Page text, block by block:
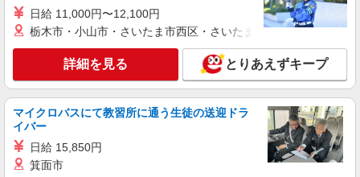
キープ 詳細を見る
パート
ライフ東尾久店（店舗コード828）
登録販売者
時給1,435円以上
ライフ東尾久店 東京都荒川区東尾久6-18-10
詳細を見る
日給 11,000円〜12,100円
栃木市・小山市・さいたま市西区・さいたま市岩槻区・久喜市・
詳細を見る とりあえずキープ
マイクロバスにて教習所に通う生徒の送迎ドラ
イバー
日給 15,850円
箕面市